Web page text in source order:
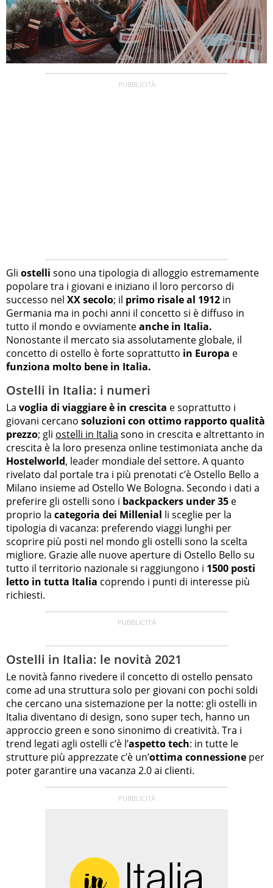
Gli ostelli sono una tipologia di alloggio estremamente
popolare tra i giovani e iniziano il loro percorso di
successo nel XX secolo; il primo risale al 1912 in
Germania ma in pochi anni il concetto si è diffuso in
tutto il mondo e ovviamenteanche in Italia.
Nonostante il mercato sia assolutamente globale, il
concetto di ostello è forte soprattutto in Europa e
funziona molto bene in Italia.
Ostelli in Italia: i numeri
La voglia di viaggiare è in crescita e soprattutto i
giovani cercano soluzioni con ottimo rapporto qualità
prezzo; gli ostelli in Italia sono in crescita e altrettanto in
crescita è la loro presenza online testimoniata anche da
Hostelworld, leader mondiale del settore. A quanto
rivelato dal portale tra i più prenotati c’è Ostello Bello a
Milano insieme ad Ostello We Bologna. Secondo i dati a
preferire gli ostelli sono i backpackers under 35 e
proprio la categoria dei Millenial li sceglie per la
tipologia di vacanza: preferendo viaggi lunghi per
scoprire più posti nel mondo gli ostelli sono la scelta
migliore. Grazie alle nuove aperture di Ostello Bello su
tutto il territorio nazionale si raggiungono i 1500 posti
letto in tutta Italia coprendo i punti di interesse più
richiesti.
Ostelli in Italia: le novità 2021
Le novità fanno rivedere il concetto di ostello pensato
come ad una struttura solo per giovani con pochi soldi
che cercano una sistemazione per la notte: gli ostelli in
Italia diventano di design, sono super tech, hanno un
approccio green e sono sinonimo di creatività. Tra i
trend legati agli ostelli c’è l’aspetto tech: in tutte le
strutture più apprezzate c’è un’ottima connessione per
poter garantire una vacanza 2.0 ai clienti.